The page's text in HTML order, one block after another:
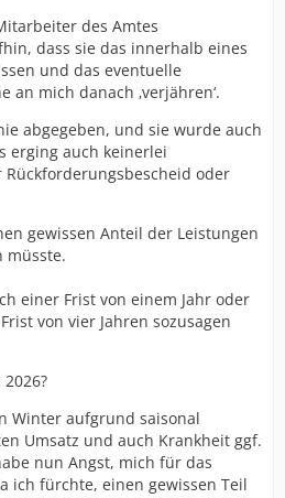
des Amtes
dass sie das innerhalb eines
und das eventuelle
an mich danach ‚verjähren‘.
abgegeben, und sie wurde auch
erging auch keinerlei
oder
gewissen Anteil der Leistungen
müsste.
einer Frist von einem Jahr oder
von vier Jahren sozusagen
Winter aufgrund saisonal
Umsatz und auch Krankheit ggf.
nun Angst, mich für das
ich fürchte, einen gewissen Teil